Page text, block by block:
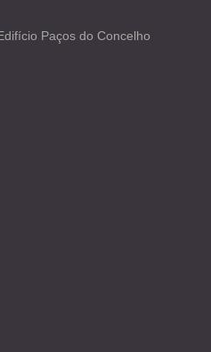
Paços do Concelho